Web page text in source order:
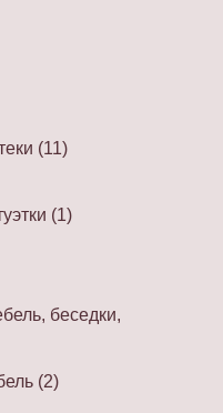
(11)
(1)
беседки,
(2)